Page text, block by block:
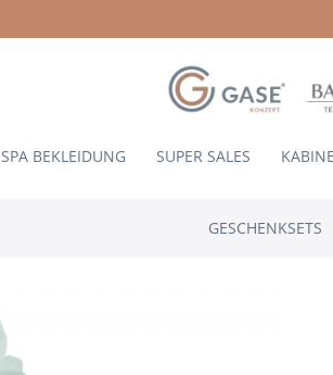
SPA BEKLEIDUNG SUPER SALES
GESCHENKSETS